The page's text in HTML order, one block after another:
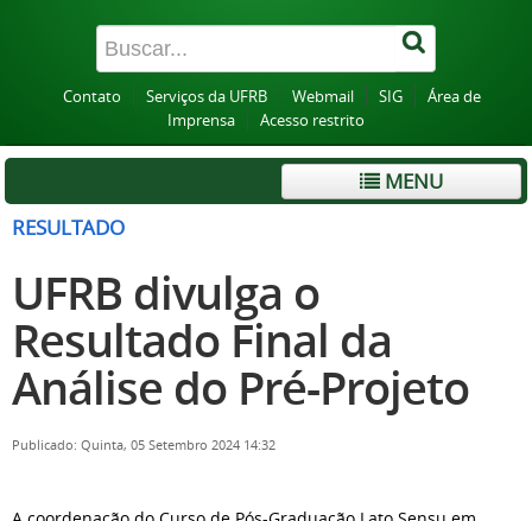
Contato Serviços da UFRB Webmail SIG
Área de
Imprensa
Acesso restrito
MENU
RESULTADO
UFRB divulga o
Resultado Final da
Análise do Pré-Projeto
Publicado: Quinta, 05 Setembro 2024 14:32